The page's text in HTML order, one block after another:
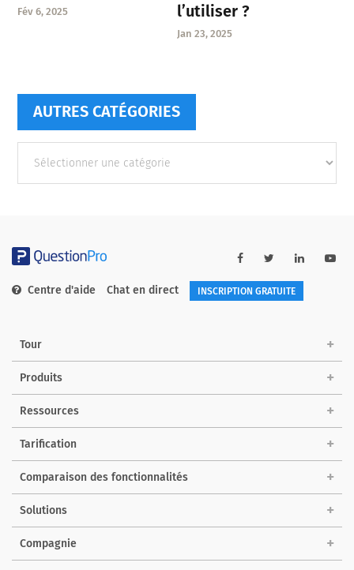
Fév 6, 2025
l’utiliser ?
Jan 23, 2025
AUTRES CATÉGORIES
catégories
Centre d'aide Chat en direct INSCRIPTION GRATUITE
Tour
Produits
Ressources
Tarification
Comparaison des fonctionnalités
Solutions
Compagnie